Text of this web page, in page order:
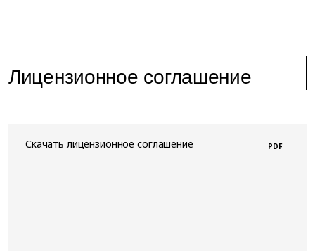
Лицензионное соглашение
Скачать лицензионное соглашение PDF